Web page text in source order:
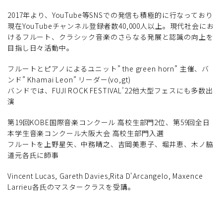
2017年より、YouTube等SNSでの発信も積極的に行なっており
現在YouTubeチャンネル登録者数40,000人以上。現代社会にお
けるフルート、クラシック音楽のさらなる発展と認識の向上を
目指し日々活動中。
フルートとピアノによるユニット” the green horn” 主催、バ
ンド” Khamai Leon” リーダー(vo,gt)
バンドでは、FUJI ROCK FESTIVAL’22他大型フェスにも多数出
演
第19回KOBE国際音楽コンクール 高校生部門2位、第59回全日
本学生音楽コンクール大阪大会 高校生部門入選
フルートを上野星矢、中務晴之、吉岡美恵子、堀井恵、木ノ脇
道元各氏に師事
Vincent Lucas, Gareth Davies,Rita D'Arcangelo, Maxence
Larrieu各氏のマスタークラスを受講。